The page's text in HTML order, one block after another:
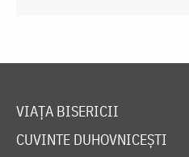
VIAȚA BISERICII
CUVINTE DUHOVNICEȘTI